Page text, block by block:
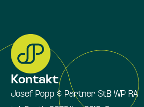
Kontakt
Josef Popp & Partner StB WP RA